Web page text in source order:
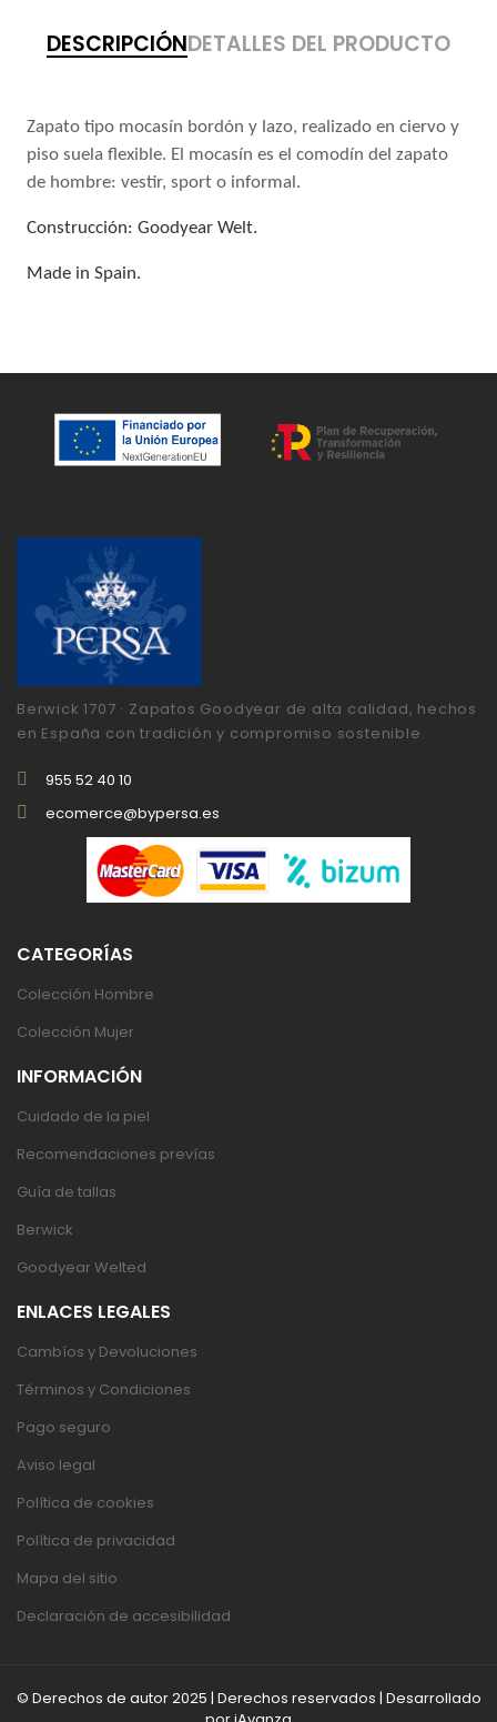
DESCRIPCIÓNDETALLES DEL PRODUCTO
Zapato tipo mocasín bordón y lazo, realizado en ciervo y
piso suela flexible. El mocasín es el comodín del zapato
de hombre: vestir, sport o informal.
Construcción: Goodyear Welt.
Made in Spain.
Berwick 1707 · Zapatos Goodyear de alta calidad, hechos
en España con tradición y compromiso sostenible.
955 52 40 10
ecomerce@bypersa.es
CATEGORÍAS
Colección Hombre
Colección Mujer
INFORMACIÓN
Cuidado de la piel
Recomendaciones prevías
Guía de tallas
Berwick
Goodyear Welted
ENLACES LEGALES
Cambíos y Devoluciones
Términos y Condiciones
Pago seguro
Aviso legal
Política de cookies
Política de privacidad
Mapa del sitio
Declaración de accesibilidad
© Derechos de autor 2025 | Derechos reservados | Desarrollado